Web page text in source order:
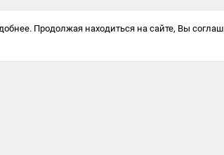
Продолжая находиться на сайте, Вы